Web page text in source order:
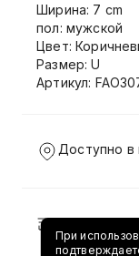
Ширина: 7 cm
пол: мужской
Цвет:
Размер: U
Артикул:
Доступно в
Доставка и
При